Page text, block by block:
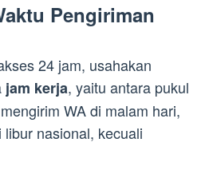
Pengiriman
24 jam, usahakan
jam kerja, yaitu antara pukul
WA di malam hari,
nasional, kecuali